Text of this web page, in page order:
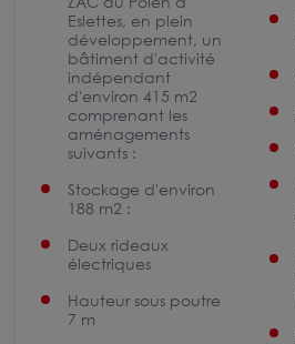
Eslettes, en plein
développement, un
bâtiment d'activité
indépendant
d'environ 415 m2
comprenant les
aménagements
suivants :
Stockage d'environ
188 m2 :
Deux rideaux
électriques
Hauteur sous poutre
7 m